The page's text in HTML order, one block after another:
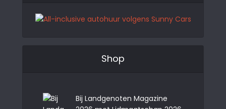
Shop
Bij Landgenoten Magazine